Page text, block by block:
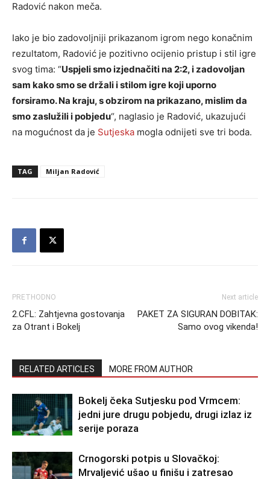
Radović nakon meča.
Iako je bio zadovoljniji prikazanom igrom nego konačnim
rezultatom, Radović je pozitivno ocijenio pristup i stil igre
svog tima: “Uspjeli smo izjednačiti na 2:2, i zadovoljan
sam kako smo se držali i stilom igre koji uporno
forsiramo. Na kraju, s obzirom na prikazano, mislim da
smo zaslužili i pobjedu“, naglasio je Radović, ukazujući
na mogućnost da je Sutjeska mogla odnijeti sve tri boda.
TAG Miljan Radović
PRETHODNO
2.CFL: Zahtjevna gostovanja
za Otrant i Bokelj
Next article
PAKET ZA SIGURAN DOBITAK:
Samo ovog vikenda!
RELATED ARTICLES MORE FROM AUTHOR
Bokelj čeka Sutjesku pod Vrmcem:
jedni jure drugu pobjedu, drugi izlaz iz
serije poraza
Crnogorski potpis u Slovačkoj:
Mrvaljević ušao u finišu i zatresao